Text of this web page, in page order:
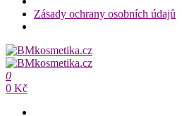
Zásady ochrany osobních údajů
Přeskočit
na
obsah
BMkosmetika.cz
BMkosmetika.cz
0
0 Kč